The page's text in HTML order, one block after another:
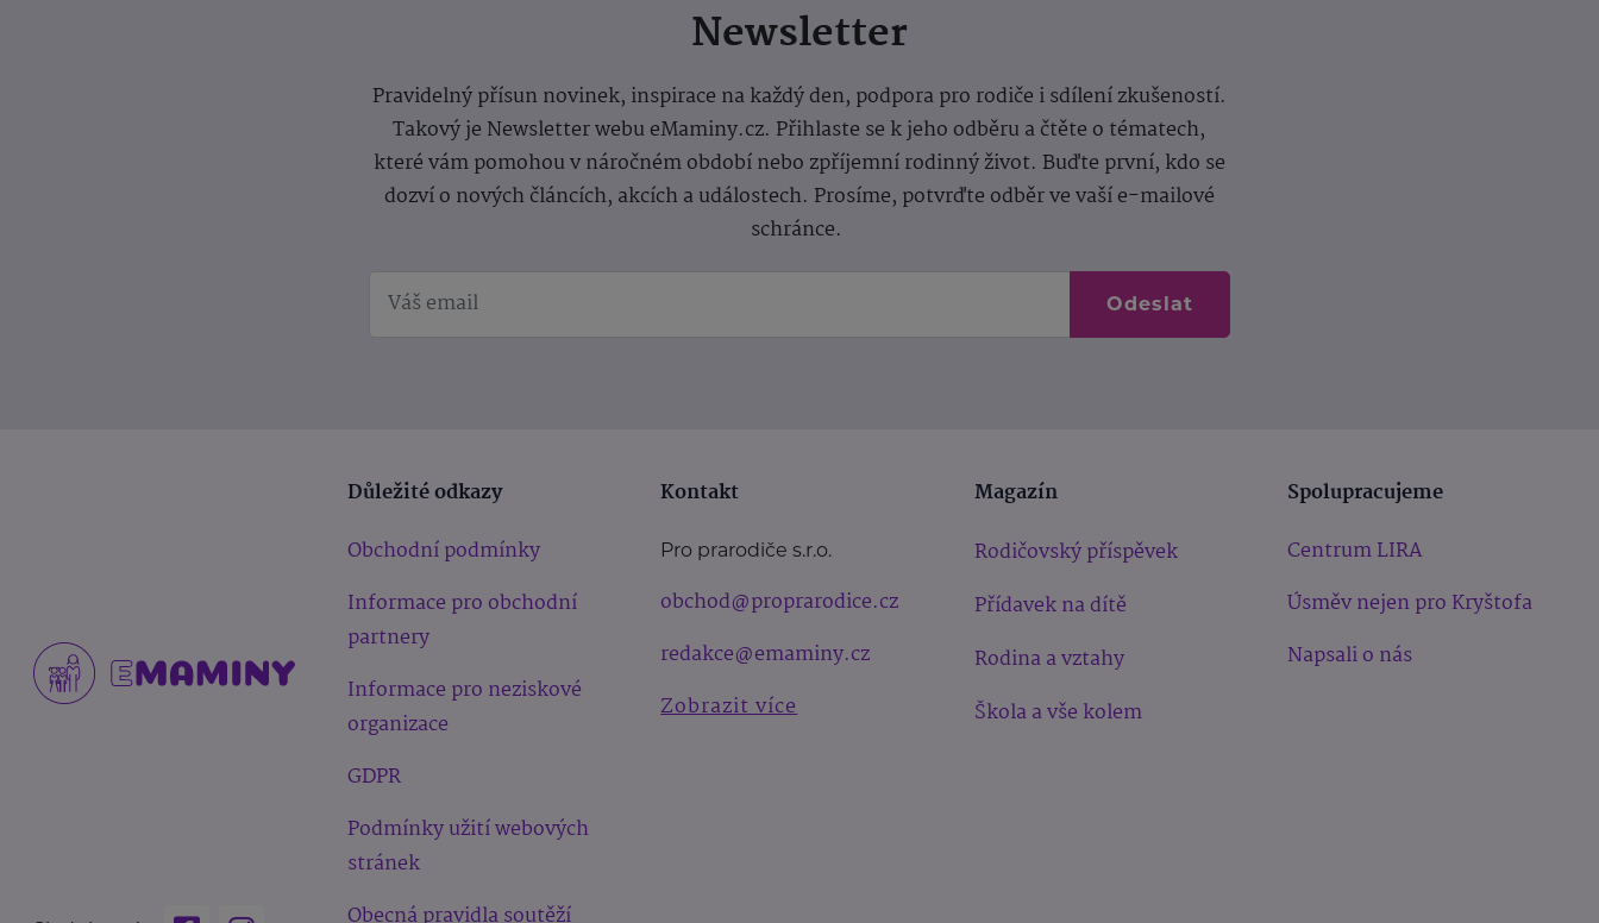
Newsletter
Pravidelný přísun novinek, inspirace na každý den, podpora pro rodiče i sdílení zkušeností.
Takový je Newsletter webu eMaminy.cz. Přihlaste se k jeho odběru a čtěte o tématech,
které vám pomohou v náročném období nebo zpříjemní rodinný život. Buďte první, kdo se
dozví o nových článcích, akcích a událostech. Prosíme, potvrďte odběr ve vaší e-mailové
schránce.
Odeslat
Důležité odkazy
Obchodní podmínky
Informace pro obchodní
partnery
Informace pro neziskové
organizace
GDPR
Podmínky užití webových
stránek
Obecná pravidla soutěží
Kontakt
Pro prarodiče s.r.o.
obchod@proprarodice.cz
redakce@emaminy.cz
Zobrazit více
Magazín
Rodičovský příspěvek
Přídavek na dítě
Rodina a vztahy
Škola a vše kolem
Spolupracujeme
Centrum LIRA
Úsměv nejen pro Kryštofa
Napsali o nás